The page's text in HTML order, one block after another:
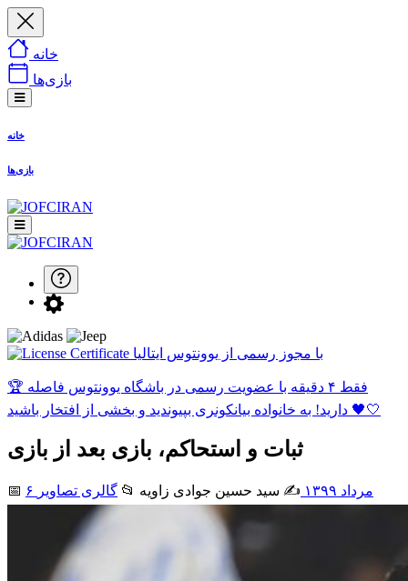
خانه
بازی‌ها
خانه
بازی‌ها
با مجوز رسمی از یوونتوس ایتالیا
🏆 فقط ۴ دقیقه با عضویت رسمی در باشگاه یوونتوس فاصله
دارید! به خانواده بیانکونری بپیوندید و بخشی از افتخار باشید 🖤🤍
ثبات و استحاکم، بازی بعد از بازی
📅 ۶ مرداد ۱۳۹۹ ✍️ سید حسین جوادی زاويه 📂 گالری تصاویر